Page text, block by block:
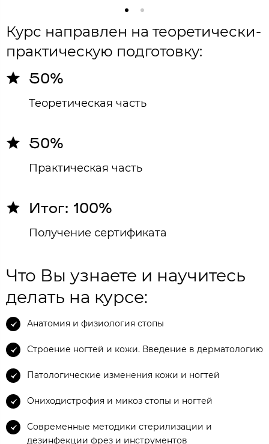
Курс направлен на теоретически-
практическую подготовку:
50%
Теоретическая часть
50%
Практическая часть
Итог: 100%
Получение сертификата
Что Вы узнаете и научитесь
делать на курсе:
Анатомия и физиология стопы
Строение ногтей и кожи. Введение в дерматологию
Патологические изменения кожи и ногтей
Ониходистрофия и микоз стопы и ногтей
Современные методики стерилизации и
дезинфекции фрез и инструментов